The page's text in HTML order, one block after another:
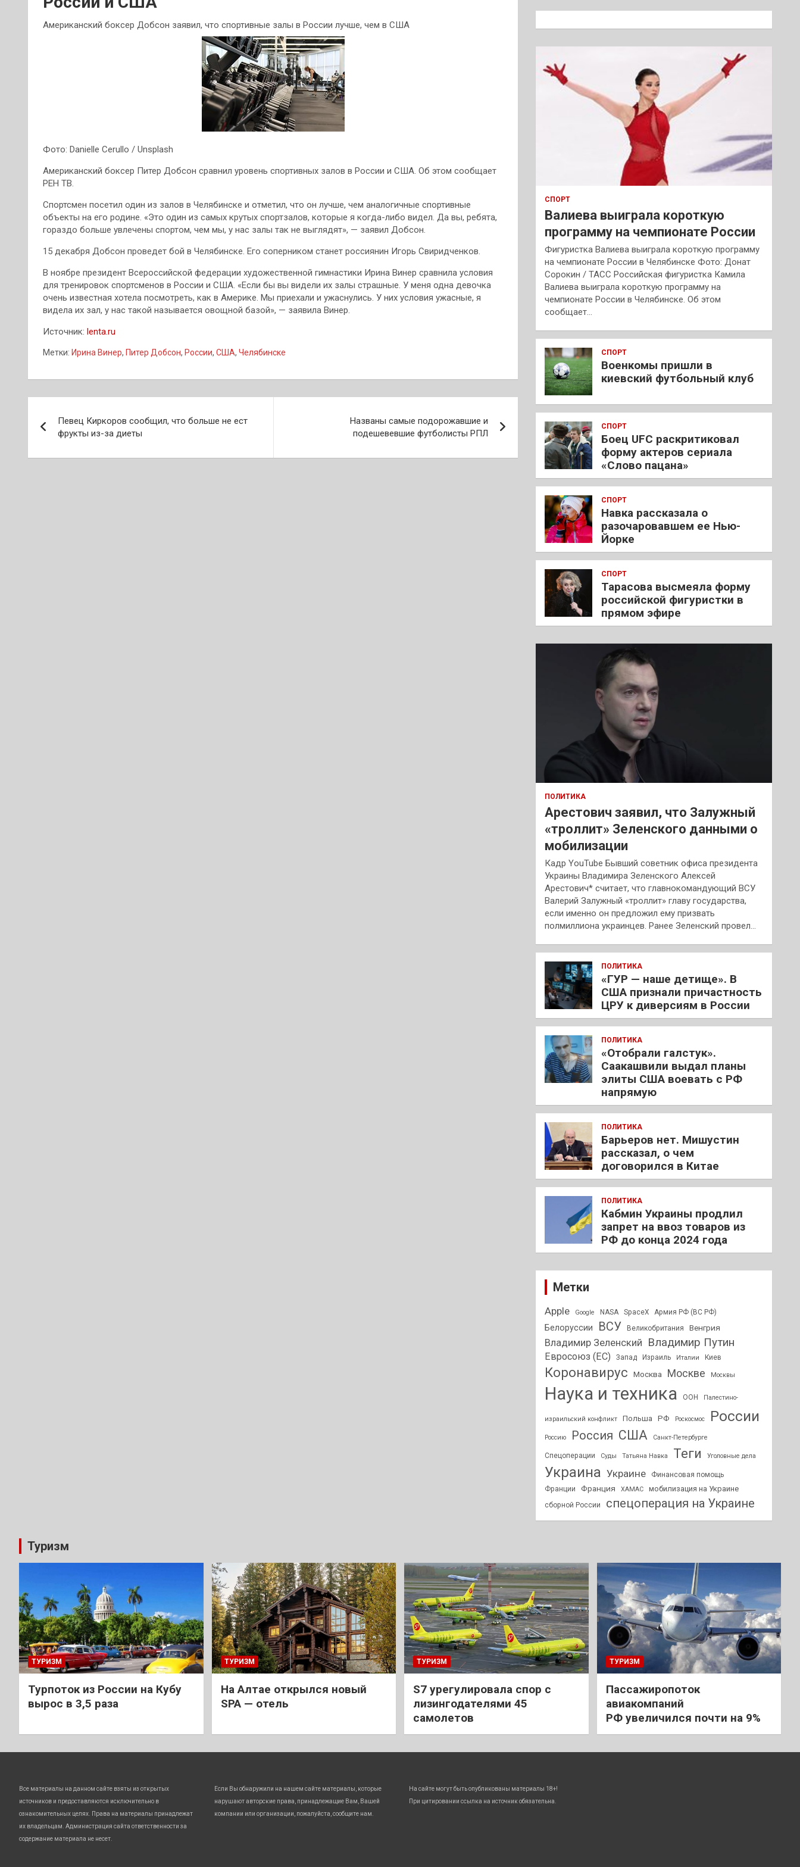
Американский боксер Добсон заявил, что спортивные залы в России лучше, чем в США
Фото: Danielle Cerullo / Unsplash
Американский боксер Питер Добсон сравнил уровень спортивных залов в России и США. Об этом сообщает
РЕН ТВ.
Спортсмен посетил один из залов в Челябинске и отметил, что он лучше, чем аналогичные спортивные
объекты на его родине. «Это один из самых крутых спортзалов, которые я когда-либо видел. Да вы, ребята,
гораздо больше увлечены спортом, чем мы, у нас залы так не выглядят», — заявил Добсон.
15 декабря Добсон проведет бой в Челябинске. Его соперником станет россиянин Игорь Свиридченков.
В ноябре президент Всероссийской федерации художественной гимнастики Ирина Винер сравнила условия
для тренировок спортсменов в России и США. «Если бы вы видели их залы страшные. У меня одна девочка
очень известная хотела посмотреть, как в Америке. Мы приехали и ужаснулись. У них условия ужасные, я
видела их зал, у нас такой называется овощной базой», — заявила Винер.
Источник: lenta.ru
Метки: Ирина Винер, Питер Добсон, России, США, Челябинске
по
записям
Певец Киркоров сообщил, что больше не ест
фрукты из-за диеты
Названы самые подорожавшие и
подешевевшие футболисты РПЛ
к
СПОРТ
Валиева выиграла короткую
программу на чемпионате России
Фигуристка Валиева выиграла короткую программу
на чемпионате России в Челябинске Фото: Донат
Сорокин / ТАСС Российская фигуристка Камила
Валиева выиграла короткую программу на
чемпионате России в Челябинске. Об этом
сообщает…
СПОРТ
Военкомы пришли в
киевский футбольный клуб
СПОРТ
Боец UFC раскритиковал
форму актеров сериала
«Слово пацана»
СПОРТ
Навка рассказала о
разочаровавшем ее Нью-
Йорке
СПОРТ
Тарасова высмеяла форму
российской фигуристки в
прямом эфире
ПОЛИТИКА
Арестович заявил, что Залужный
«троллит» Зеленского данными о
мобилизации
Кадр YouTube Бывший советник офиса президента
Украины Владимира Зеленского Алексей
Арестович* считает, что главнокомандующий ВСУ
Валерий Залужный «троллит» главу государства,
если именно он предложил ему призвать
полмиллиона украинцев. Ранее Зеленский провел…
ПОЛИТИКА
«ГУР — наше детище». В
США признали причастность
ЦРУ к диверсиям в России
ПОЛИТИКА
«Отобрали галстук».
Саакашвили выдал планы
элиты США воевать с РФ
напрямую
ПОЛИТИКА
Барьеров нет. Мишустин
рассказал, о чем
договорился в Китае
ПОЛИТИКА
Кабмин Украины продлил
запрет на ввоз товаров из
РФ до конца 2024 года
Метки
Apple Google NASA SpaceX Армия РФ (ВС РФ)
Белоруссии ВСУ Великобритания Венгрия
Владимир Зеленский Владимир Путин
Евросоюз (ЕС) Запад Израиль Италии Киев
Коронавирус Москва Москве Москвы
Наука и техника ООН Палестино-
израильский конфликт Польша РФ Роскосмос России
Россию Россия США Санкт-Петербурге
Спецоперации Суды Татьяна Навка Теги Уголовные дела
Украина Украине
Финансовая помощь
Франции
Франция ХАМАС мобилизация на Украине
сборной России спецоперация на Украине
Туризм
ТУРИЗМ
Турпоток из России на Кубу
вырос в 3,5 раза
ТУРИЗМ
На Алтае открылся новый
SPA — отель
ТУРИЗМ
S7 урегулировала спор с
лизингодателями 45
самолетов
ТУРИЗМ
Пассажиропоток
авиакомпаний
РФ увеличился почти на 9%
Все материалы на данном сайте взяты из открытых
источников и предоставляются исключительно в
ознакомительных целях. Права на материалы принадлежат
их владельцам. Администрация сайта ответственности за
содержание материала не несет.
Если Вы обнаружили на нашем сайте материалы, которые
нарушают авторские права, принадлежащие Вам, Вашей
компании или организации, пожалуйста, сообщите нам.
На сайте могут быть опубликованы материалы 18+!
При цитировании ссылка на источник обязательна.